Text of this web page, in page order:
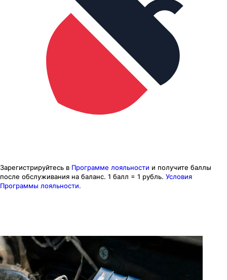
Зарегистрируйтесь в Программе лояльности и получите баллы
после обслуживания на баланс. 1 балл = 1 рубль. Условия
Программы лояльности.